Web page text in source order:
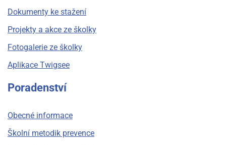
Dokumenty ke stažení
Projekty a akce ze školky
Fotogalerie ze školky
Aplikace Twigsee
Poradenství
Obecné informace
Školní metodik prevence